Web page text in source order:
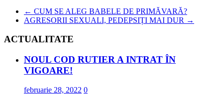
← CUM SE ALEG BABELE DE PRIMĂVARĂ?
AGRESORII SEXUALI, PEDEPSIȚI MAI DUR →
ACTUALITATE
NOUL COD RUTIER A INTRAT ÎN
VIGOARE!
februarie 28, 2022 0